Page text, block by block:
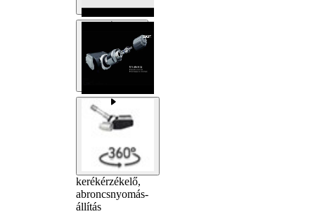
kerékérzékelő,
abroncsnyomás-
állítás